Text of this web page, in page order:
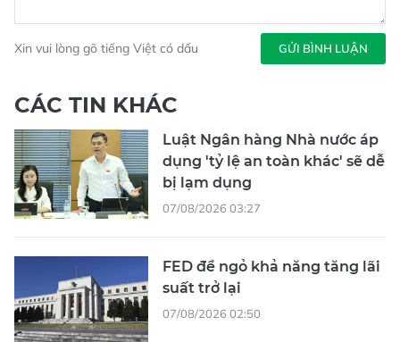
Xin vui lòng gõ tiếng Việt có dấu GỬI BÌNH LUẬN
CÁC TIN KHÁC
Luật Ngân hàng Nhà nước áp
dụng 'tỷ lệ an toàn khác' sẽ dễ
bị lạm dụng
07/08/2026 03:27
FED để ngỏ khả năng tăng lãi
suất trở lại
07/08/2026 02:50